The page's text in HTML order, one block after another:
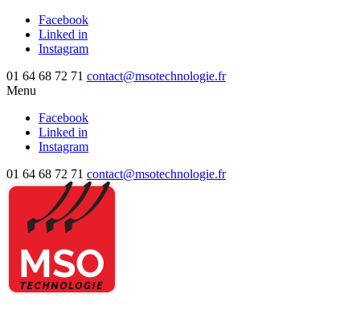
Facebook
Linked in
Instagram
01 64 68 72 71 contact@msotechnologie.fr
Menu
Facebook
Linked in
Instagram
01 64 68 72 71 contact@msotechnologie.fr